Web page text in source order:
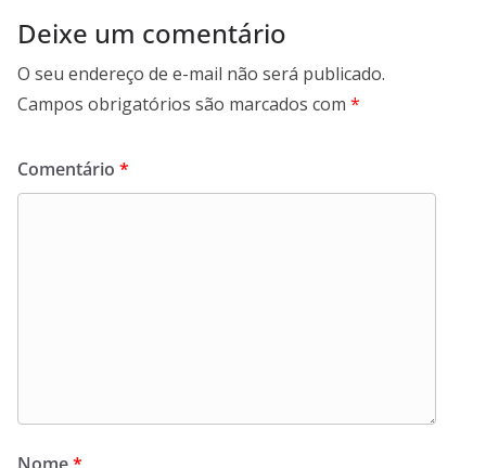
Deixe um comentário
O seu endereço de e-mail não será publicado.
Campos obrigatórios são marcados com *
Comentário *